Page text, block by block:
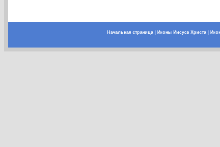
Начальная страница| Иконы Иисуса Христа|